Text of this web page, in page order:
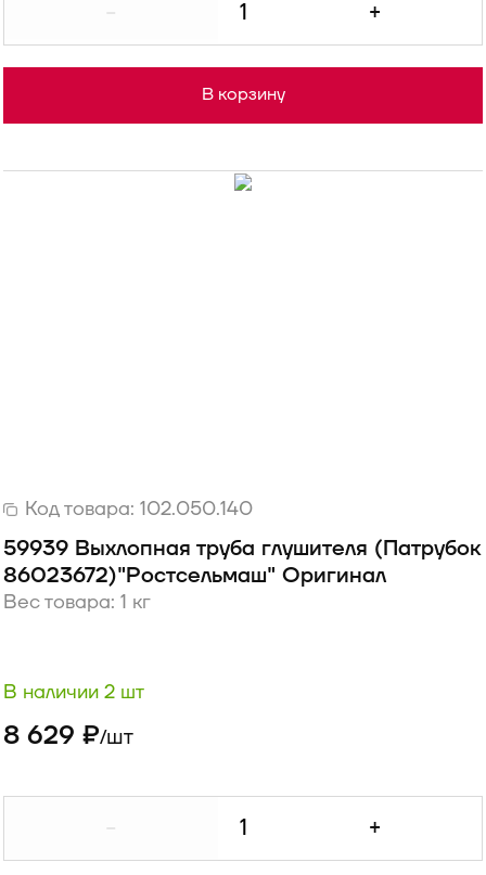
+
В корзину
Код товара: 102.050.140
59939 Выхлопная труба глушителя (Патрубок
86023672)"Ростсельмаш" Оригинал
Вес товара: 1 кг
В наличии 2 шт
8 629 ₽/шт
+